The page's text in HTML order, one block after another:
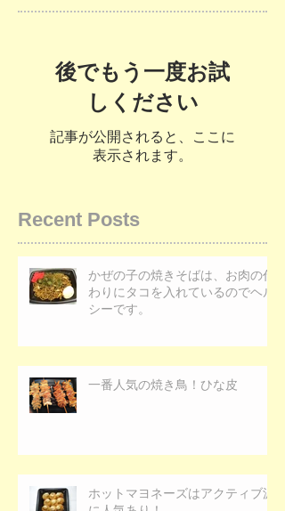
後でもう一度お試
しください
記事が公開されると、ここに
表示されます。
Recent Posts
かぜの子の焼きそばは、お肉の代
わりにタコを入れているのでヘル
シーです。
一番人気の焼き鳥！ひな皮
ホットマヨネーズはアクティブ派